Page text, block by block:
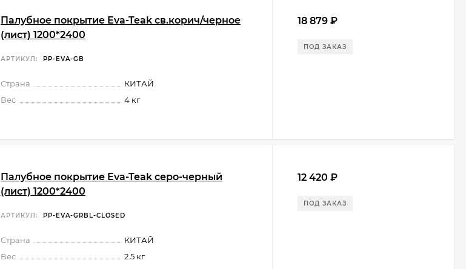
Палубное покрытие Eva-Teak св.корич/черное
(лист) 1200*2400
АРТИКУЛ: PP-EVA-GB
Страна
КИТАЙ
Вес
4 кг
18 879 ₽
ПОД ЗАКАЗ
Палубное покрытие Eva-Teak серо-черный
(лист) 1200*2400
АРТИКУЛ: PP-EVA-GRBL-CLOSED
Страна
КИТАЙ
Вес
2.5 кг
12 420 ₽
ПОД ЗАКАЗ